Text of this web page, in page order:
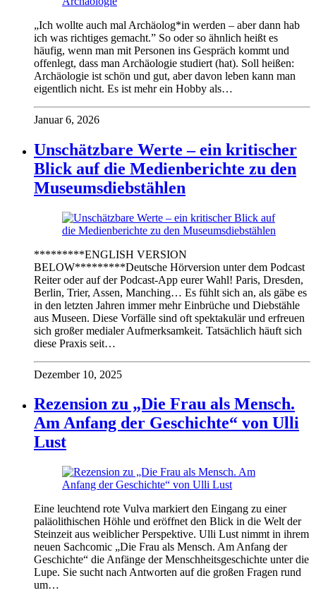
„Ich wollte auch mal Archäolog*in werden – aber dann hab
ich was richtiges gemacht.” So oder so ähnlich heißt es
häufig, wenn man mit Personen ins Gespräch kommt und
offenlegt, dass man Archäologie studiert (hat). Soll heißen:
Archäologie ist schön und gut, aber davon leben kann man
eigentlich nicht. Es ist mehr ein Hobby als…
Januar 6, 2026
Unschätzbare Werte – ein kritischer
Blick auf die Medienberichte zu den
Museumsdiebstählen
*********ENGLISH VERSION
BELOW*********Deutsche Hörversion unter dem Podcast
Reiter oder auf der Podcast-App eurer Wahl! Paris, Dresden,
Berlin, Trier, Assen, Manching… Es fühlt sich an, als gäbe es
in den letzten Jahren immer mehr Einbrüche und Diebstähle
aus Museen. Diese Vorfälle sind oft spektakulär und erfreuen
sich großer medialer Aufmerksamkeit. Tatsächlich häuft sich
diese Praxis seit…
Dezember 10, 2025
Rezension zu „Die Frau als Mensch.
Am Anfang der Geschichte“ von Ulli
Lust
Eine leuchtend rote Vulva markiert den Eingang zu einer
paläolithischen Höhle und eröffnet den Blick in die Welt der
Steinzeit aus weiblicher Perspektive. Ulli Lust nimmt in ihrem
neuen Sachcomic „Die Frau als Mensch. Am Anfang der
Geschichte“ die Anfänge der Menschheitsgeschichte unter die
Lupe. Sie sucht nach Antworten auf die großen Fragen rund
um…